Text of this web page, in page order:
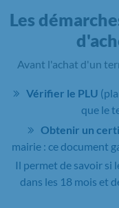
Les
Avant l'achat d'un
Vérifier le PLU
que le
Obtenir un
mairie : ce document
Il permet de savoir si
dans les 18 mois et